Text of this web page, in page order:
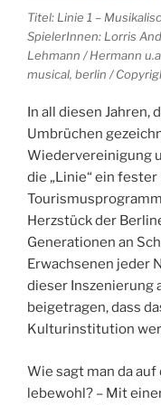
Titel: Linie 1 –
SpielerInnen: Lorris
Lehmann / Hermann
musical, berlin /
In all diesen
Umbrüchen
Wiedervereinigung
die „Linie“ ein
Herzstück der
Generationen an
Erwachsenen jeder
dieser Inszenierung
beigetragen, dass
Kulturinstitution
Wie sagt man da
lebewohl? – Mit